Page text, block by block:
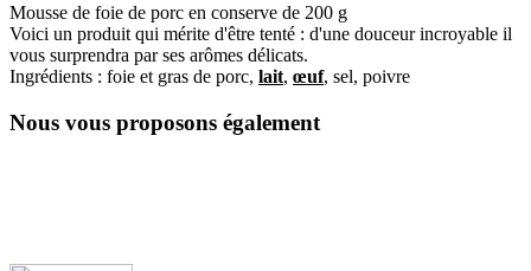
Mousse de foie de porc en conserve de 200 g
Voici un produit qui mérite d'être tenté : d'une douceur incroyable il
vous surprendra par ses arômes délicats.
Ingrédients : foie et gras de porc, lait, œuf, sel, poivre
Nous vous proposons également